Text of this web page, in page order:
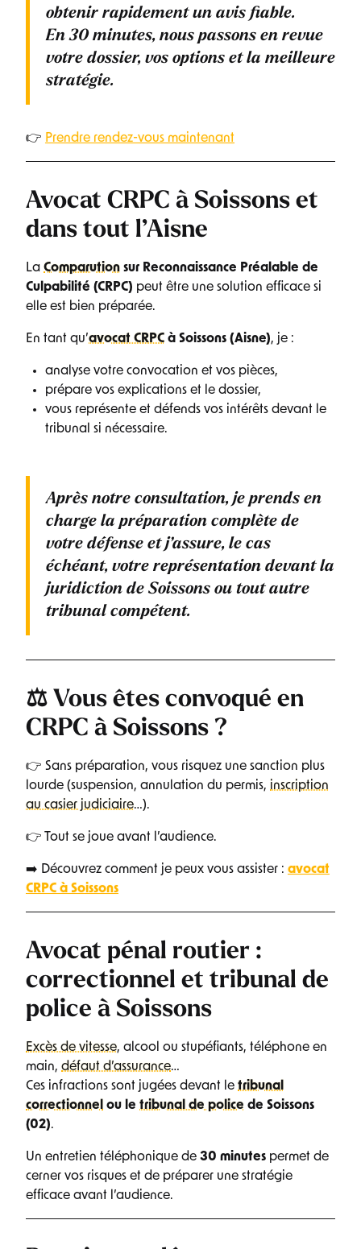
obtenir rapidement un avis fiable.
En30 minutes, nous passons en revue
votre dossier, vos options et la meilleure
stratégie.
👉 Prendre rendez-vous maintenant
Avocat CRPC à Soissons et
dans tout l’Aisne
La Comparution sur Reconnaissance Préalable de
Culpabilité (CRPC) peut être une solution efficace si
elle est bien préparée.
En tant qu’avocat CRPC à Soissons (Aisne), je :
analyse votre convocation et vos pièces,
prépare vos explications et le dossier,
vous représente et défends vos intérêts devant le
tribunal si nécessaire.
Après notre consultation, je prends en
charge la préparation complète de
votre défense et j’assure, le cas
échéant, votre représentation devant la
juridiction de Soissons ou tout autre
tribunal compétent.
⚖️ Vous êtes convoqué en
CRPC à Soissons ?
👉 Sans préparation, vous risquez une sanction plus
lourde (suspension, annulation du permis, inscription
au casier judiciaire…).
👉 Tout se joue avant l’audience.
➡️ Découvrez comment je peux vous assister : avocat
CRPC à Soissons
Avocat pénal routier :
correctionnel et tribunal de
police à Soissons
Excès de vitesse, alcool ou stupéfiants, téléphone en
main, défaut d’assurance…
Ces infractions sont jugées devant le tribunal
correctionnel ou le tribunal de police de Soissons
(02).
Un entretien téléphonique de 30 minutes permet de
cerner vos risques et de préparer une stratégie
efficace avant l’audience.